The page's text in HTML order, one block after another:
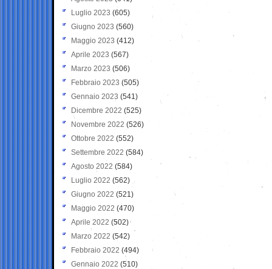
Luglio 2023 (605)
Giugno 2023 (560)
Maggio 2023 (412)
Aprile 2023 (567)
Marzo 2023 (506)
Febbraio 2023 (505)
Gennaio 2023 (541)
Dicembre 2022 (525)
Novembre 2022 (526)
Ottobre 2022 (552)
Settembre 2022 (584)
Agosto 2022 (584)
Luglio 2022 (562)
Giugno 2022 (521)
Maggio 2022 (470)
Aprile 2022 (502)
Marzo 2022 (542)
Febbraio 2022 (494)
Gennaio 2022 (510)